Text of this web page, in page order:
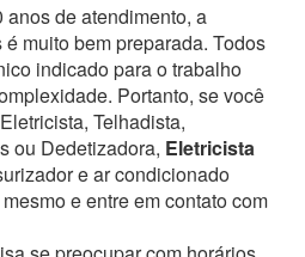
anos de atendimento, a
muito bem preparada. Todos
indicado para o trabalho
Portanto, se você
Telhadista,
ou Dedetizadora, Eletricista
e ar condicionado
e entre em contato com